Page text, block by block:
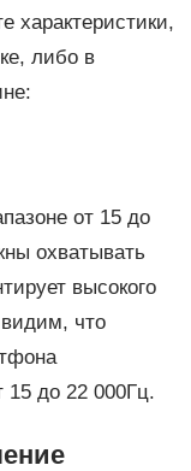
характеристики,
либо в
от 15 до
охватывать
высокого
что
15 до 22 000Гц.